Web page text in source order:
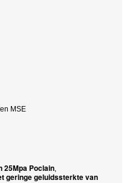
MSE
25Mpa Poclain,
geringe geluidssterkte van